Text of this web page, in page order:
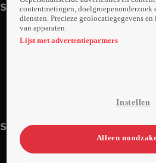
Seizoen 2
2.
Seizoen 3
contentmetingen,
diensten. Precieze geolocatiegegevens
van apparaten.
Lijst met advertentiepartners
Instellen
Alleen